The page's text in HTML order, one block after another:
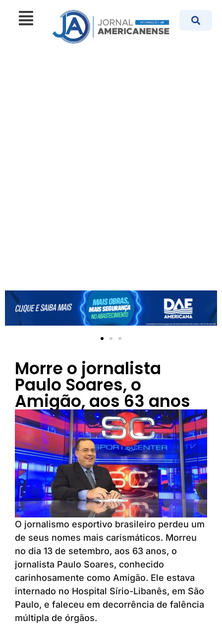
Morre o jornalista
Paulo Soares, o
Amigão, aos 63 anos
O jornalismo esportivo brasileiro perdeu um
de seus nomes mais carismáticos. Morreu
no dia 13 de setembro, aos 63 anos, o
jornalista Paulo Soares, conhecido
carinhosamente como Amigão. Ele estava
internado no Hospital Sírio-Libanês, em São
Paulo, e faleceu em decorrência de falência
múltipla de órgãos.